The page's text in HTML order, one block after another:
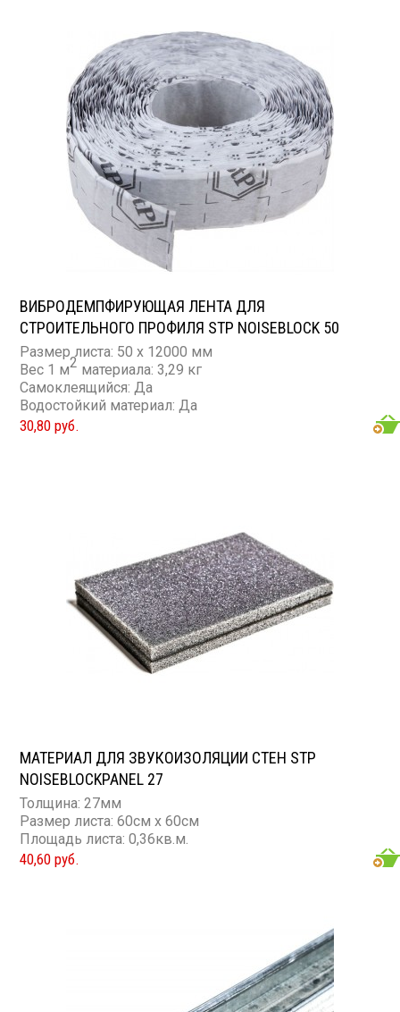
ВИБРОДЕМПФИРУЮЩАЯ ЛЕНТА ДЛЯ
СТРОИТЕЛЬНОГО ПРОФИЛЯ STP NOISEBLOCK 50
Размер листа: 50 x 12000 мм
Вес 1 м2 материала: 3,29 кг
Самоклеящийся: Да
Водостойкий материал: Да
30,80 руб.
МАТЕРИАЛ ДЛЯ ЗВУКОИЗОЛЯЦИИ СТЕН STP
NOISEBLOCKPANEL 27
Толщина: 27мм
Размер листа: 60см х 60см
Площадь листа: 0,36кв.м.
40,60 руб.